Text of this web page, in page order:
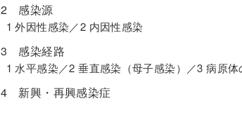
2 感染源
1 外因性感染／2 内因性感染
3 感染経路
1 水平感染／2 垂直感染（母子感染）／3 病原体
4 新興・再興感染症